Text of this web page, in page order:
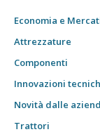
Economia e
Attrezzature
Componenti
Innovazioni
Novità dalle
Trattori